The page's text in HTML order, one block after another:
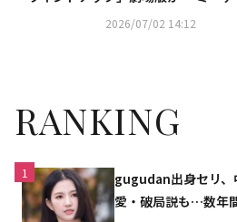
国で公開！スチールカット5種
2026/07/02 14:12
模様
RANKING
1
gugudan出身セリ、
愛・破局説も…数年